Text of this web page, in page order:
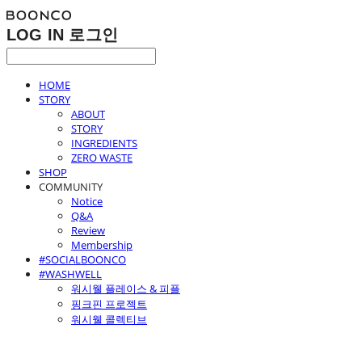
LOG IN 로그인
HOME
STORY
ABOUT
STORY
INGREDIENTS
ZERO WASTE
SHOP
COMMUNITY
Notice
Q&A
Review
Membership
#SOCIALBOONCO
#WASHWELL
워시웰 플레이스 & 피플
핑크핀 프로젝트
워시웰 콜렉티브